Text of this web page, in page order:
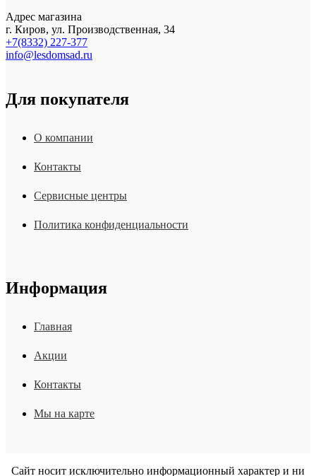
Адрес магазина
г. Киров, ул. Производственная, 34
+7(8332) 227-377
info@lesdomsad.ru
Для покупателя
О компании
Контакты
Сервисные центры
Политика конфиденциальности
Информация
Главная
Акции
Контакты
Мы на карте
Сайт носит исключительно информационный характер и ни